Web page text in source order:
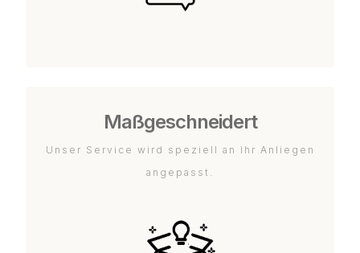
Maßgeschneidert
Unser Service wird speziell an Ihr Anliegen
angepasst.